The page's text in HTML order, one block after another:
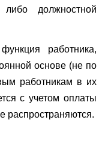
должностной
работника,
основе (не по
работникам в их
с учетом оплаты
распространяются.